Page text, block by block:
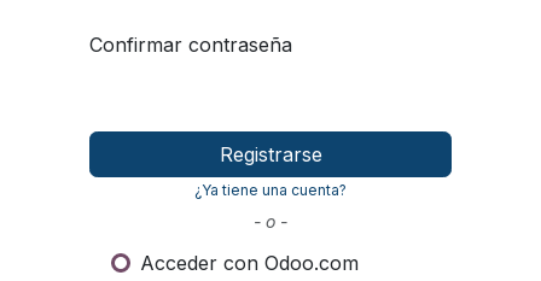
Confirmar contraseña
Registrarse
¿Ya tiene una cuenta?
- o -
Acceder con Odoo.com